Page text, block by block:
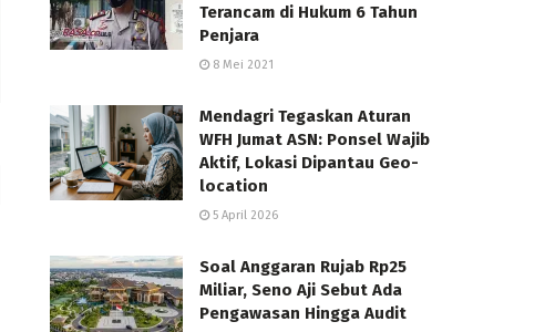
Terancam di Hukum 6 Tahun
Penjara
8 Mei 2021
Mendagri Tegaskan Aturan
WFH Jumat ASN: Ponsel Wajib
Aktif, Lokasi Dipantau Geo-
location
5 April 2026
Soal Anggaran Rujab Rp25
Miliar, Seno Aji Sebut Ada
Pengawasan Hingga Audit